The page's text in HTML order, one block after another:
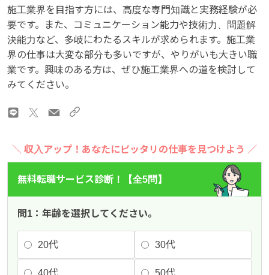
施工業界を目指す方には、高度な専門知識と実務経験が必
要です。また、コミュニケーション能力や技術力、問題解
決能力など、多岐にわたるスキルが求められます。施工業
界の仕事は大変な部分も多いですが、やりがいも大きい職
業です。興味のある方は、ぜひ施工業界への道を検討して
みてください。
＼ 収入アップ！あなたにピッタリの仕事を見つけよう ／
無料転職サービス診断！【全5問】
問1：年齢を選択してください。
20代 30代
40代 50代